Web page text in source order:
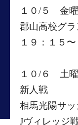
１０/５ 金
郡山高校グ
１９：１５
１０/６ 土
新人戦
相馬光陽サ
Jヴィレッジ